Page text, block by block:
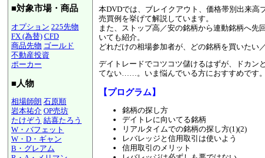
■対象市場・商品
オプション 225先物
FX (為替) CFD
商品先物 ゴールド
不動産投資
ポーカー
■人物
相場師朗 石原順
岩本祐介 OP売坊
たけぞう 結喜たろう
W・バフェット
W・D・ギャン
B・グレアム
本DVDでは、ブレイクアウト、価格帯別出来高
売買例を挙げて解説しています。
また、ストップ高／安の銘柄から連動銘柄へ
いても紹介。
どれだけの相場参加者が、どの銘柄を買いたい
デイトレードでコツコツ儲けるはずが、ドカン
てない……。いま悩んでいる方におすすめです。
【プログラム】
銘柄の探し方
デイトレに向いてる銘柄
リアルタイムでの銘柄の探し方(1)(2)
レバレッジと信用取引は使いよう
信用取引のメリット